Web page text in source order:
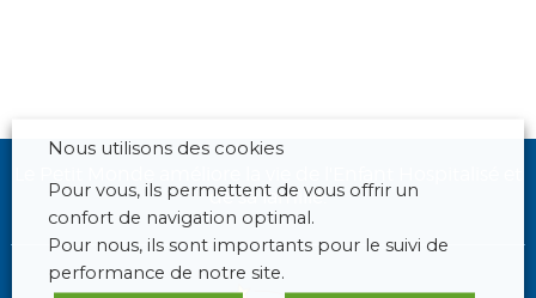
de sa famille.
Nous utilisons des cookies
Pour vous, ils permettent de vous offrir un
confort de navigation optimal.
Pour nous, ils sont importants pour le suivi de
performance de notre site.